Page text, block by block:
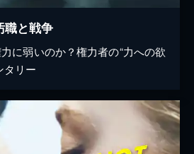
職と戦争
に弱いのか？権力者の“力への欲
タリー